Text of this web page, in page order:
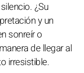
¿Su
y un
sonreír o
de llegar al
irresistible.